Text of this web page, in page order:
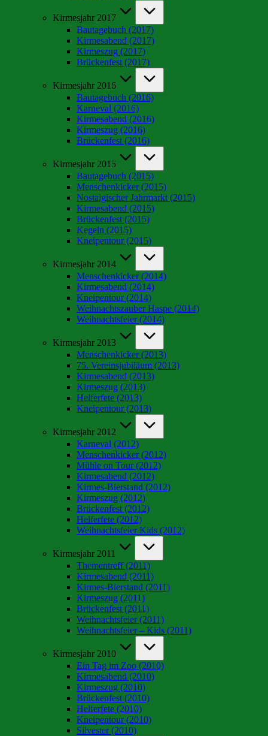
Kirmesjahr 2017
Bautagebuch (2017)
Kirmesabend (2017)
Kirmeszug (2017)
Brückenfest (2017)
Kirmesjahr 2016
Bautagebuch (2016)
Karneval (2016)
Kirmesabend (2016)
Kirmeszug (2016)
Brückenfest (2016)
Kirmesjahr 2015
Bautagebuch (2015)
Menschenkicker (2015)
Nostalgischer Jahrmarkt (2015)
Kirmesabend (2015)
Brückenfest (2015)
Kegeln (2015)
Kneipentour (2015)
Kirmesjahr 2014
Menschenkicker (2014)
Kirmesabend (2014)
Kneipentour (2014)
Weihnachtszauber Haspe (2014)
Weihnachtsfeier (2014)
Kirmesjahr 2013
Menschenkicker (2013)
75. Vereinsjubiläum (2013)
Kirmesabend (2013)
Kirmeszug (2013)
Helferfete (2013)
Kneipentour (2013)
Kirmesjahr 2012
Karneval (2012)
Menschenkicker (2012)
Mühle on Tour (2012)
Kirmesabend (2012)
Kirmes-Bierstand (2012)
Kirmeszug (2012)
Brückenfest (2012)
Helferfete (2012)
Weihnachtsfeier Kids (2012)
Kirmesjahr 2011
Thementreff (2011)
Kirmesabend (2011)
Kirmes-Bierstand (2011)
Kirmeszug (2011)
Brückenfest (2011)
Weihnachtsfeier (2011)
Weihnachtsfeier – Kids (2011)
Kirmesjahr 2010
Ein Tag im Zoo (2010)
Kirmesabend (2010)
Kirmeszug (2010)
Brückenfest (2010)
Helferfete (2010)
Kneipentour (2010)
Silvester (2010)